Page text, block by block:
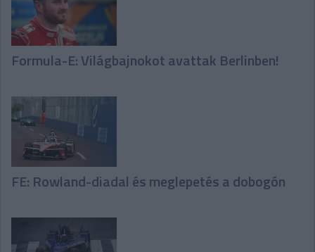
Formula-E: Világbajnokot avattak Berlinben!
FE: Rowland-diadal és meglepetés a dobogón